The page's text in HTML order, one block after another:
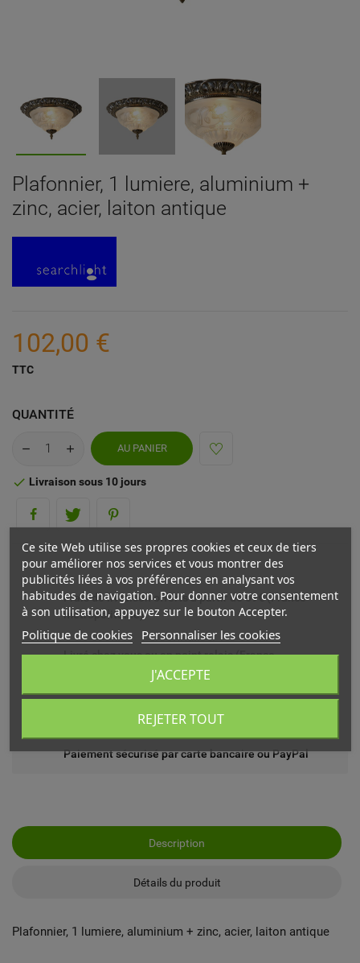
Plafonnier, 1 lumiere, aluminium +
zinc, acier, laiton antique
102,00 €
TTC
QUANTITÉ
AU PANIER
 Livraison sous 10 jours
Frais de livraison offerts à partir de 69€ (France
métropolitaine)
Livré chez vous ou en point relais (France
Echange ou remboursement possible sous 14 jours
Paiement sécurisé par carte bancaire ou PayPal
Description
Détails du produit
Plafonnier, 1 lumiere, aluminium + zinc, acier, laiton antique
Ce site Web utilise ses propres cookies et ceux de tiers
pour améliorer nos services et vous montrer des
publicités liées à vos préférences en analysant vos
habitudes de navigation. Pour donner votre consentement
à son utilisation, appuyez sur le bouton Accepter.
Politique de cookies Personnaliser les cookies
REJETER TOUT
J'ACCEPTE